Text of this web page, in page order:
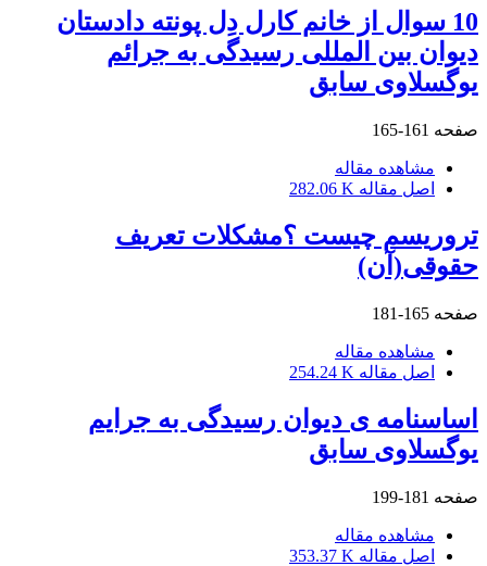
10 سوال از خانم کارل دِل پونته دادستان
دیوان بین المللی رسیدگی به جرائم
یوگسلاوی سابق
صفحه 161-165
مشاهده مقاله
اصل مقاله 282.06 K
تروریسم چیست ؟مشکلات تعریف
حقوقی(آن)
صفحه 165-181
مشاهده مقاله
اصل مقاله 254.24 K
اساسنامه ی دیوان رسیدگی به جرایم
یوگسلاوی سابق
صفحه 181-199
مشاهده مقاله
اصل مقاله 353.37 K